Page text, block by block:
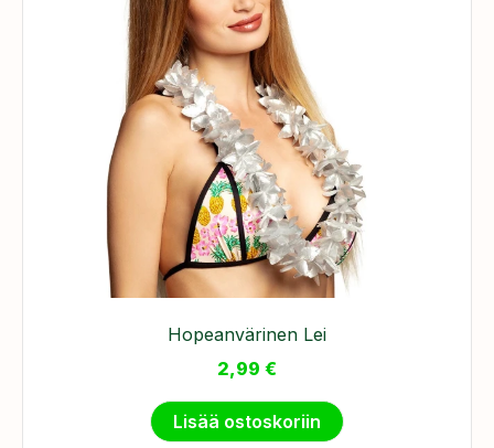
Hopeanvärinen Lei
2,99 €
Lisää ostoskoriin